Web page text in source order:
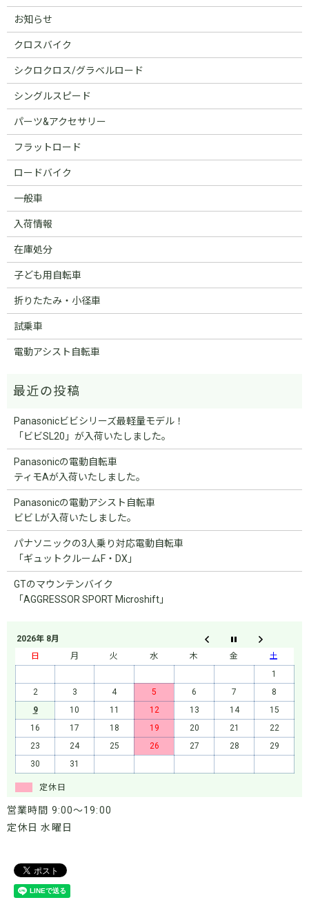
お知らせ
クロスバイク
シクロクロス/グラベルロード
シングルスピード
パーツ&アクセサリー
フラットロード
ロードバイク
一般車
入荷情報
在庫処分
子ども用自転車
折りたたみ・小径車
試乗車
電動アシスト自転車
Panasonicビビシリーズ最軽量モデル！
「ビビSL20」が入荷いたしました。
Panasonicの電動自転車
ティモAが入荷いたしました。
Panasonicの電動アシスト自転車
ビビ Lが入荷いたしました。
パナソニックの3人乗り対応電動自転車
「ギュットクルームF・DX」
GTのマウンテンバイク
「AGGRESSOR SPORT Microshift」
2026年 8月
日
月 火 水 木 金
土
1
2
3 4 5 6 7
8
9
10 11 12 13 14
15
16
17 18 19 20 21
22
23
24 25 26 27 28
29
30
31
定休日
営業時間 9:00～19:00
定休日 水曜日